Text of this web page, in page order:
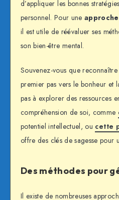
d’appliquer les bonnes
personnel. Pour une
il est utile de réévaluer ses
son bien-être mental.
Souvenez-vous que
premier pas vers le bonheur et
pas à explorer des ressources
compréhension de soi, comme
potentiel intellectuel, ou cette
offre des clés de sagesse pour
Des méthodes pour
Il existe de nombreuses